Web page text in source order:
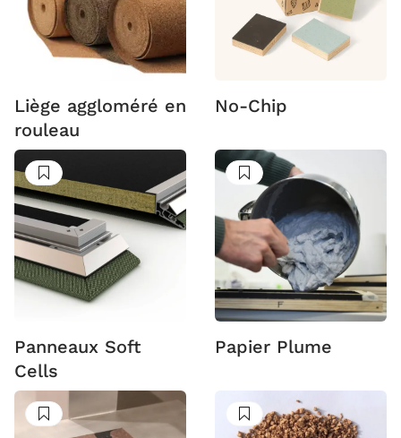
Liège aggloméré en
rouleau
No-Chip
Suivre
Panneaux Soft
Cells
Suivre
Papier Plume
Suivre Suivre